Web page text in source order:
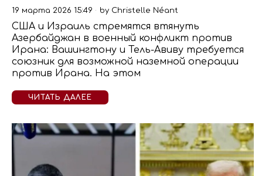
19 марта 2026 15:49 by Christelle Néant
США и Израиль стремятся втянуть
Азербайджан в военный конфликт против
Ирана: Вашингтону и Тель-Авиву требуется
союзник для возможной наземной операции
против Ирана. На этом
ЧИТАТЬ ДАЛЕЕ